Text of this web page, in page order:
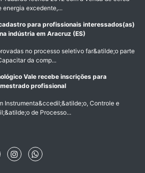
energia excedente,...
para profissionais interessados(as)
indústria em Aracruz (ES)
no processo seletivo far&atilde;o parte
da comp...
Vale recebe inscrições para
profissional
Instrumenta&ccedil;&atilde;o, Controle e
de Processo...